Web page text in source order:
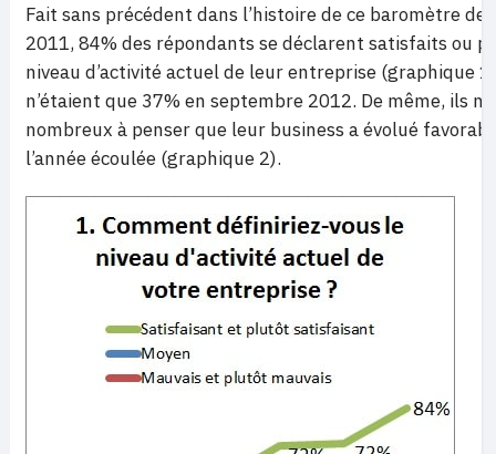
Fait sans précédent dans l’histoire de ce baromètre
2011, 84% des répondants se déclarent satisfaits ou
niveau d’activité actuel de leur entreprise (graphique
n’étaient que 37% en septembre 2012. De même, ils
nombreux à penser que leur business a évolué
l’année écoulée (graphique 2).